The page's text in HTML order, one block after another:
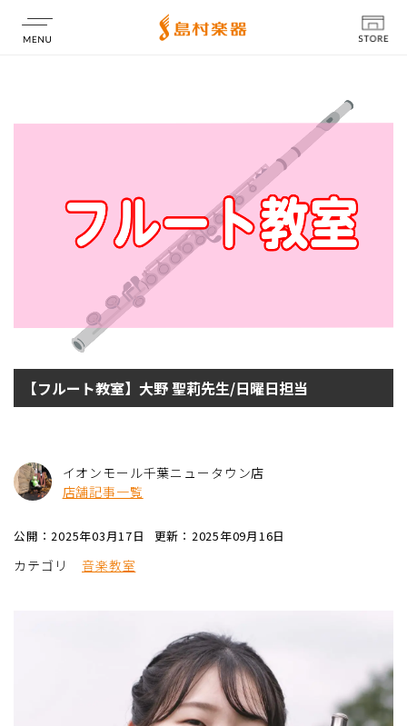
【フルート教室】大野 聖莉先生/日曜日担当
イオンモール千葉ニュータウン店
店舗記事一覧
公開：2025年03月17日 更新：2025年09月16日
カテゴリ 音楽教室